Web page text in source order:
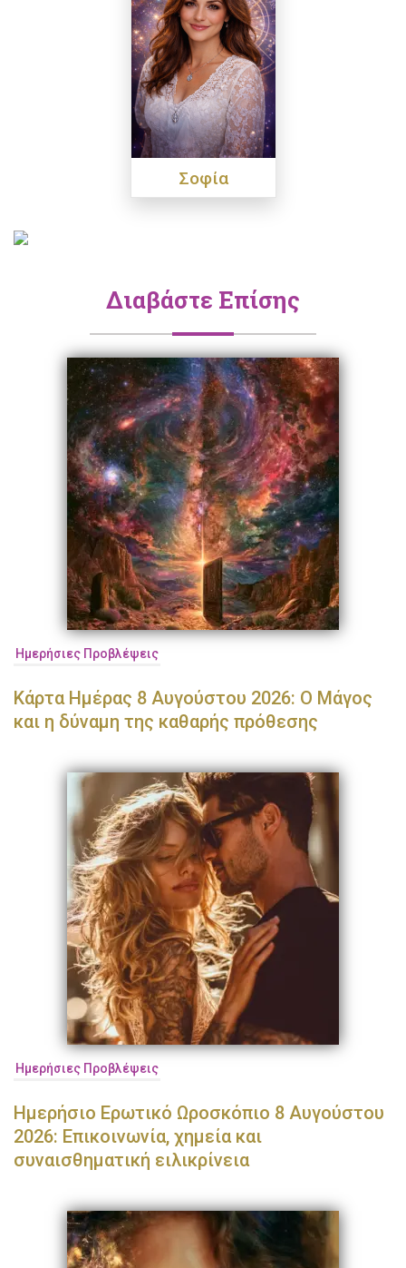
Σοφία
Διαβάστε Επίσης
Ημερήσιες Προβλέψεις
Κάρτα Ημέρας 8 Αυγούστου 2026: Ο Μάγος
και η δύναμη της καθαρής πρόθεσης
Ημερήσιες Προβλέψεις
Ημερήσιο Ερωτικό Ωροσκόπιο 8 Αυγούστου
2026: Επικοινωνία, χημεία και
συναισθηματική ειλικρίνεια